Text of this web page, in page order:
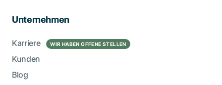
Unternehmen
Karriere WIR HABEN OFFENE STELLEN
Kunden
Blog